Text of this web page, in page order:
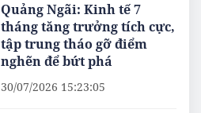
Quảng Ngãi: Kinh tế 7
tháng tăng trưởng tích cực,
tập trung tháo gỡ điểm
nghẽn để bứt phá
30/07/2026 15:23:05